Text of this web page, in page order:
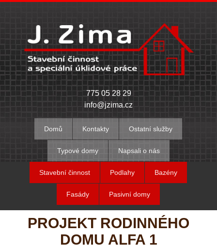
775 05 28 29
info@jzima.cz
Domů Kontakty Ostatní služby
Typové domy Napsali o nás
Stavební činnost Podlahy Bazény
Fasády Pasivní domy
PROJEKT RODINNÉHO
DOMU ALFA 1